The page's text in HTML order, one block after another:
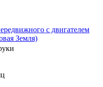
с двигателем
Земля)